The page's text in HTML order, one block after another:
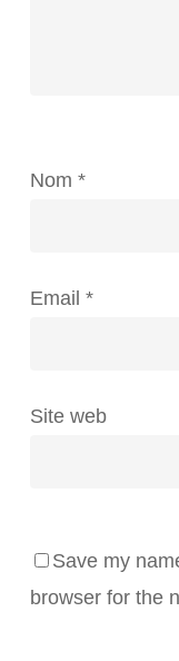
Nom *
Email *
Site web
Save my
browser for the